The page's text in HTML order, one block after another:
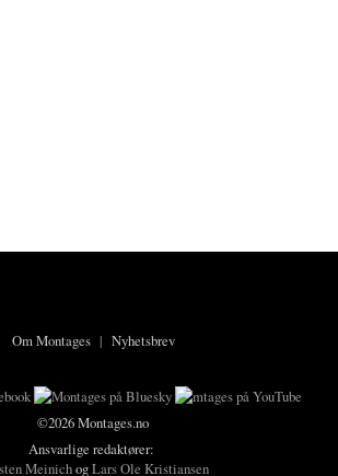
Om Montages| Nyhetsbrev
©2026 Montages.no
Ansvarlige redaktører:
MeinichogLars Ole Kristiansen